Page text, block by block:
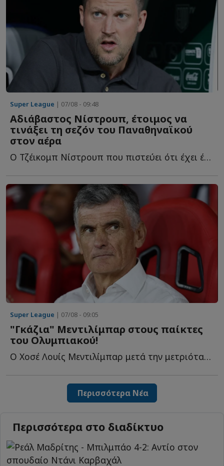
Super League | 07/08 - 09:48
Αδιάβαστος Νίστρουπ, έτοιμος να
τινάξει τη σεζόν του Παναθηναϊκού
στον αέρα
Ο Τζέικομπ Νίστρουπ που πιστεύει ότι έχει έρθει στη Βίμποργκ, η...
Super League | 07/08 - 09:05
"Γκάζια" Μεντιλίμπαρ στους παίκτες
του Ολυμπιακού!
Ο Χοσέ Λουίς Μεντιλίμπαρ μετά την μετριότατη εμφάνιση κ...
Περισσότερα Νέα
Περισσότερα στο διαδίκτυο